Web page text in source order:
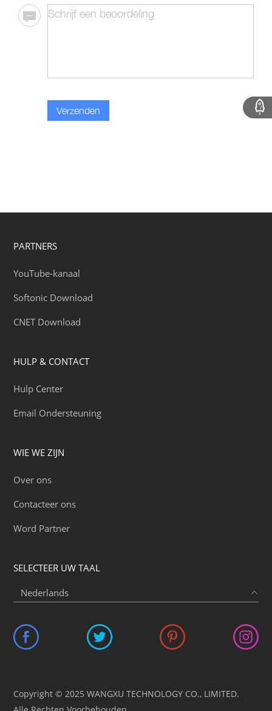
Verzenden
PARTNERS
YouTube-kanaal
Softonic Download
CNET Download
HULP & CONTACT
Hulp Center
Email Ondersteuning
WIE WE ZIJN
Over ons
Contacteer ons
Word Partner
SELECTEER UW TAAL
Copyright © 2025 WANGXU TECHNOLOGY CO., LIMITED.